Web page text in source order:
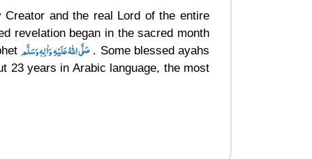
and the real Lord of the entire
revelation began in the sacred month
صَلَّى اللهُ عَلَيْهِ وَاٰلِهٖ وَسَلَّم. Some blessed ayahs
23 years in Arabic language, the most